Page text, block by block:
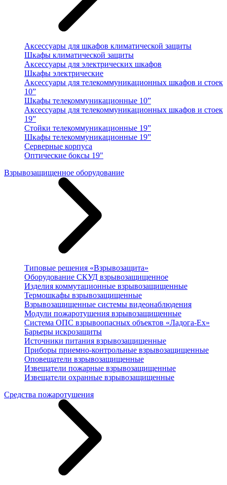
Аксессуары для шкафов климатической защиты
Шкафы климатической защиты
Аксессуары для электрических шкафов
Шкафы электрические
Аксессуары для телекоммуникационных шкафов и стоек
10”
Шкафы телекоммуникационные 10”
Аксессуары для телекоммуникационных шкафов и стоек
19”
Стойки телекоммуникационные 19”
Шкафы телекоммуникационные 19”
Серверные корпуса
Оптические боксы 19"
Взрывозащищенное оборудование
Типовые решения «Взрывозащита»
Оборудование СКУД взрывозащищенное
Изделия коммутационные взрывозащищенные
Термошкафы взрывозащищенные
Взрывозащищенные системы видеонаблюдения
Модули пожаротушения взрывозащищенные
Система ОПС взрывоопасных объектов «Ладога-Ex»
Барьеры искрозащиты
Источники питания взрывозащищенные
Приборы приемно-контрольные взрывозащищенные
Оповещатели взрывозащищенные
Извещатели пожарные взрывозащищенные
Извещатели охранные взрывозащищенные
Средства пожаротушения